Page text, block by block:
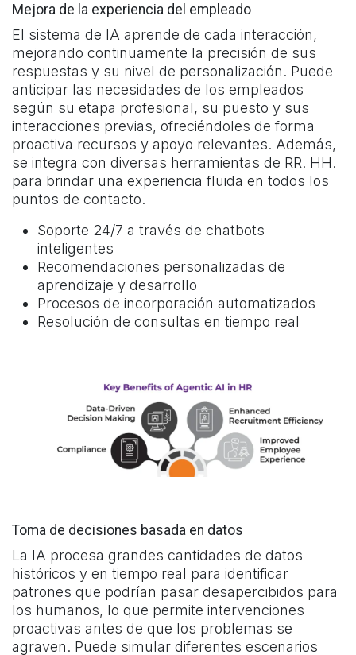
Mejora de la experiencia del empleado
El sistema de IA aprende de cada interacción,
mejorando continuamente la precisión de sus
respuestas y su nivel de personalización. Puede
anticipar las necesidades de los empleados
según su etapa profesional, su puesto y sus
interacciones previas, ofreciéndoles de forma
proactiva recursos y apoyo relevantes. Además,
se integra con diversas herramientas de RR. HH.
para brindar una experiencia fluida en todos los
puntos de contacto.
Soporte 24/7 a través de chatbots
inteligentes
Recomendaciones personalizadas de
aprendizaje y desarrollo
Procesos de incorporación automatizados
Resolución de consultas en tiempo real
Toma de decisiones basada en datos
La IA procesa grandes cantidades de datos
históricos y en tiempo real para identificar
patrones que podrían pasar desapercibidos para
los humanos, lo que permite intervenciones
proactivas antes de que los problemas se
agraven. Puede simular diferentes escenarios